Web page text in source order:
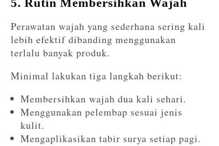
5. Rutin Membersihkan Wajah
Perawatan wajah yang sederhana sering kali
lebih efektif dibanding menggunakan
terlalu banyak produk.
Minimal lakukan tiga langkah berikut:
Membersihkan wajah dua kali sehari.
Menggunakan pelembap sesuai jenis
kulit.
Mengaplikasikan tabir surya setiap pagi.